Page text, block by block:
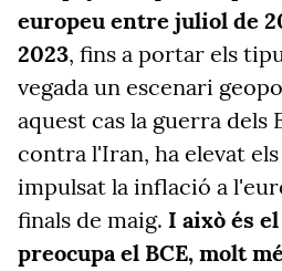
europeu entre juliol de
2023, fins a portar els
vegada un escenari
aquest cas la guerra dels
contra l'Iran, ha elevat
impulsat la inflació a
finals de maig. I això és
preocupa el BCE, molt